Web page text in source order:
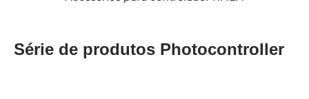
Série de produtos Photocontroller